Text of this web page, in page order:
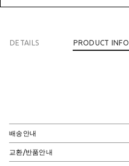
DETAILS PRODUCT INFO
배송안내
교환/반품안내